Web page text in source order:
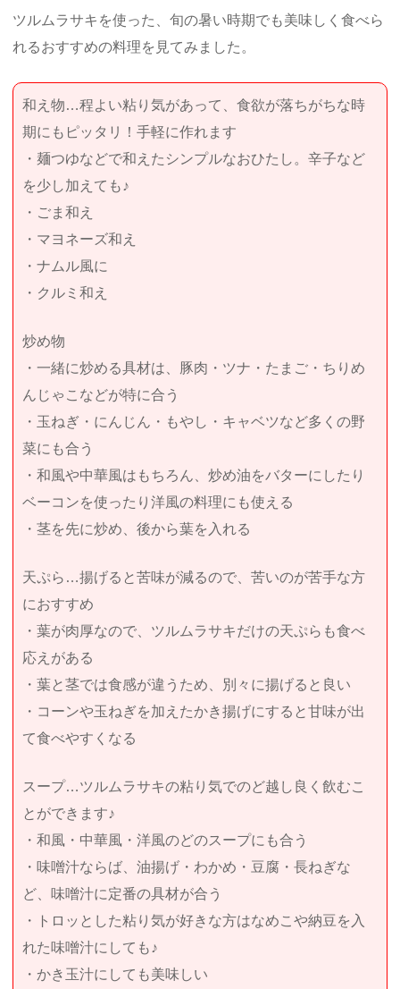
ツルムラサキを使った、旬の暑い時期でも美味しく食べら
れるおすすめの料理を見てみました。
和え物…程よい粘り気があって、食欲が落ちがちな時
期にもピッタリ！手軽に作れます
・麺つゆなどで和えたシンプルなおひたし。辛子など
を少し加えても♪
・ごま和え
・マヨネーズ和え
・ナムル風に
・クルミ和え
炒め物
・一緒に炒める具材は、豚肉・ツナ・たまご・ちりめ
んじゃこなどが特に合う
・玉ねぎ・にんじん・もやし・キャベツなど多くの野
菜にも合う
・和風や中華風はもちろん、炒め油をバターにしたり
ベーコンを使ったり洋風の料理にも使える
・茎を先に炒め、後から葉を入れる
天ぷら…揚げると苦味が減るので、苦いのが苦手な方
におすすめ
・葉が肉厚なので、ツルムラサキだけの天ぷらも食べ
応えがある
・葉と茎では食感が違うため、別々に揚げると良い
・コーンや玉ねぎを加えたかき揚げにすると甘味が出
て食べやすくなる
スープ…ツルムラサキの粘り気でのど越し良く飲むこ
とができます♪
・和風・中華風・洋風のどのスープにも合う
・味噌汁ならば、油揚げ・わかめ・豆腐・長ねぎな
ど、味噌汁に定番の具材が合う
・トロッとした粘り気が好きな方はなめこや納豆を入
れた味噌汁にしても♪
・かき玉汁にしても美味しい